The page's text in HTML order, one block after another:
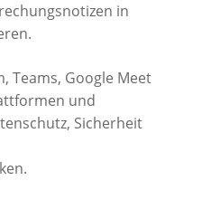
in
Teams, Google Meet
und
Sicherheit